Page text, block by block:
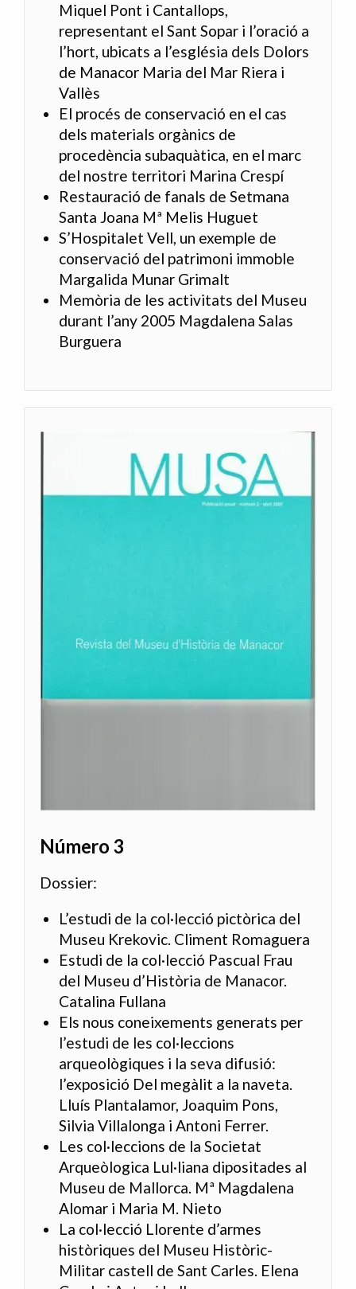
Miquel Pont i Cantallops,
representant el Sant Sopar i l’oració a
l’hort, ubicats a l’església dels Dolors
de Manacor Maria del Mar Riera i
Vallès
El procés de conservació en el cas
dels materials orgànics de
procedència subaquàtica, en el marc
del nostre territori Marina Crespí
Restauració de fanals de Setmana
Santa Joana Mª Melis Huguet
S’Hospitalet Vell, un exemple de
conservació del patrimoni immoble
Margalida Munar Grimalt
Memòria de les activitats del Museu
durant l’any 2005 Magdalena Salas
Burguera
Número 3
Dossier:
L’estudi de la col·lecció pictòrica del
Museu Krekovic. Climent Romaguera
Estudi de la col·lecció Pascual Frau
del Museu d’Història de Manacor.
Catalina Fullana
Els nous coneixements generats per
l’estudi de les col·leccions
arqueològiques i la seva difusió:
l’exposició Del megàlit a la naveta.
Lluís Plantalamor, Joaquim Pons,
Silvia Villalonga i Antoni Ferrer.
Les col·leccions de la Societat
Arqueòlogica Lul·liana dipositades al
Museu de Mallorca. Mª Magdalena
Alomar i Maria M. Nieto
La col·lecció Llorente d’armes
històriques del Museu Històric-
Militar castell de Sant Carles. Elena